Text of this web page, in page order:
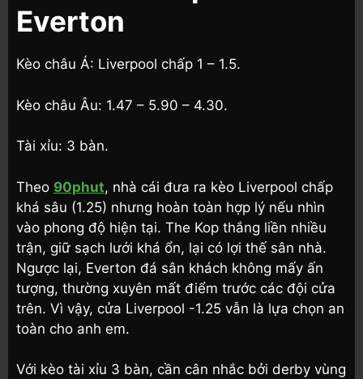
Everton
Kèo châu Á: Liverpool chấp 1 – 1.5.
Kèo châu Âu: 1.47 – 5.90 – 4.30.
Tài xỉu: 3 bàn.
Theo 90phut, nhà cái đưa ra kèo Liverpool chấp
khá sâu (1.25) nhưng hoàn toàn hợp lý nếu nhìn
vào phong độ hiện tại. The Kop thắng liền nhiều
trận, giữ sạch lưới khá ổn, lại có lợi thế sân nhà.
Ngược lại, Everton đá sân khách không mấy ấn
tượng, thường xuyên mất điểm trước các đội cửa
trên. Vì vậy, cửa Liverpool -1.25 vẫn là lựa chọn an
toàn cho anh em.
Với kèo tài xỉu 3 bàn, cần cân nhắc bởi derby vùng